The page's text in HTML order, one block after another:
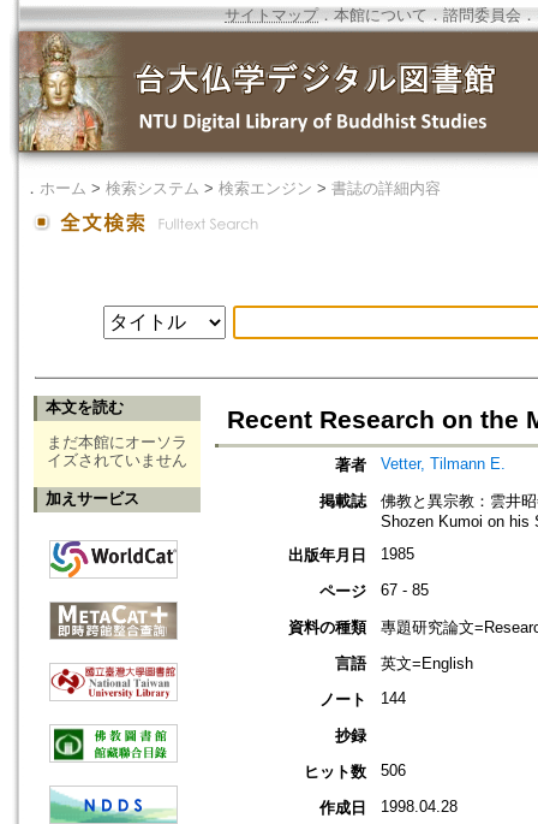
サイトマップ．本館について ． 諮問委員会 ．
． ホーム > 検索システム > 検索エンジン > 書誌の詳細内容
本文を読む
まだ本館にオーソラ
イズされていません
加えサービス
Recent Research on the
著者 Vetter, Tilmann E.
掲載誌
佛教と異宗教：雲井
Shozen Kumoi on his
出版年月日
1985
ページ 67 - 85
資料の種類
專題研究論文
言語
英文=English
ノート
144
抄録
ヒット数
506
作成日 1998.04.28